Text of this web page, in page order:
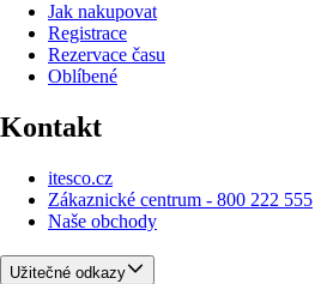
Jak nakupovat
Registrace
Rezervace času
Oblíbené
Kontakt
itesco.cz
Zákaznické centrum - 800 222 555
Naše obchody
Užitečné odkazy